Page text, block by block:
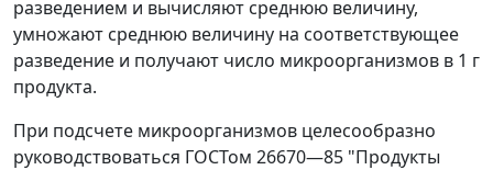
разведением и вычисляют среднюю величину,
умножают среднюю величину на соответствующее
разведение и получают число микроорганизмов в 1 г
продукта.
При подсчете микроорганизмов целесообразно
руководствоваться ГОСТом 26670—85 "Продукты